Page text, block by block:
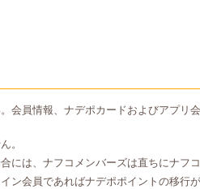
員情報、ナデポカードおよびアプリ
。
は、ナフコメンバーズは直ちにナフ
会員であればナデポポイントの移行が